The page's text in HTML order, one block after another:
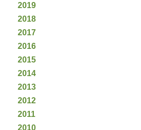
2019
2018
2017
2016
2015
2014
2013
2012
2011
2010